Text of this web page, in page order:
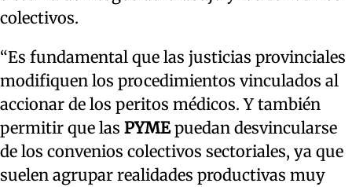
colectivos.
“Es fundamental que las justicias provinciales
modifiquen los procedimientos vinculados al
accionar de los peritos médicos. Y también
permitir que las PYMEpuedan desvincularse
de los convenios colectivos sectoriales, ya que
suelen agrupar realidades productivas muy